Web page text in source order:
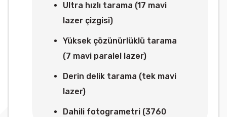
Ultra hızlı tarama (17 mavi
lazer çizgisi)
Yüksek çözünürlüklü tarama
(7 mavi paralel lazer)
Derin delik tarama (tek mavi
lazer)
Dahili fotogrametri (3760